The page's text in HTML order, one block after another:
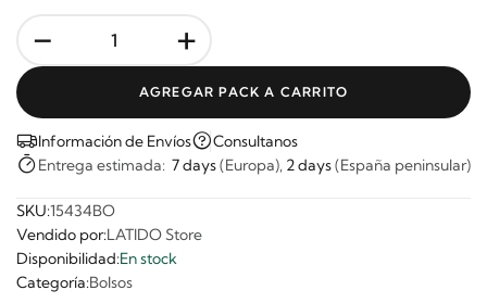
- +
AGREGAR PACK A CARRITO
Información de Envíos
Consultanos
Entrega estimada: 7 days(Europa), 2 days(España peninsular)
SKU:15434BO
Vendido por:LATIDO Store
Disponibilidad:En stock
Categoría:Bolsos